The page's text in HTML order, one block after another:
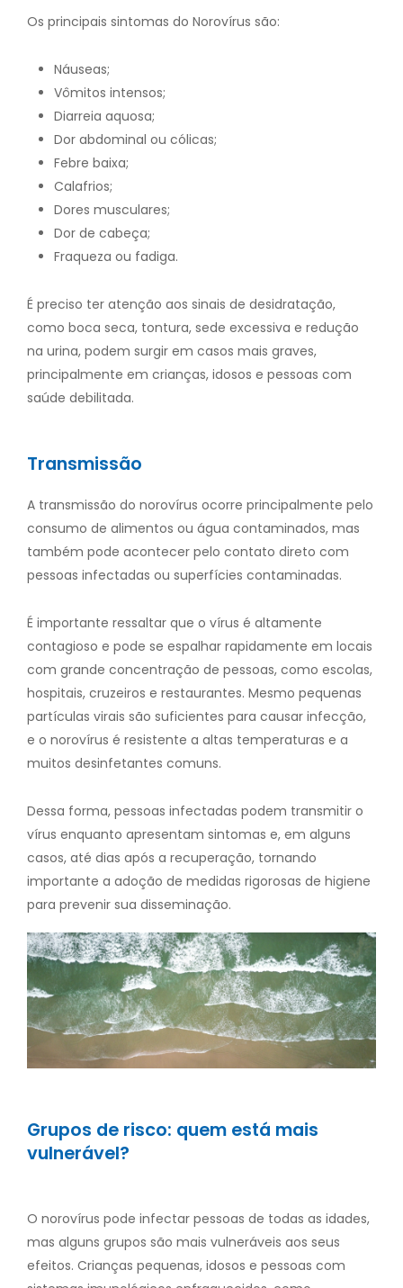
Os principais sintomas do Norovírus são:
Náuseas;
Vômitos intensos;
Diarreia aquosa;
Dor abdominal ou cólicas;
Febre baixa;
Calafrios;
Dores musculares;
Dor de cabeça;
Fraqueza ou fadiga.
É preciso ter atenção aos sinais de desidratação,
como boca seca, tontura, sede excessiva e redução
na urina, podem surgir em casos mais graves,
principalmente em crianças, idosos e pessoas com
saúde debilitada.
Transmissão
A transmissão do norovírus ocorre principalmente pelo
consumo de alimentos ou água contaminados, mas
também pode acontecer pelo contato direto com
pessoas infectadas ou superfícies contaminadas.
É importante ressaltar que o vírus é altamente
contagioso e pode se espalhar rapidamente em locais
com grande concentração de pessoas, como escolas,
hospitais, cruzeiros e restaurantes. Mesmo pequenas
partículas virais são suficientes para causar infecção,
e o norovírus é resistente a altas temperaturas e a
muitos desinfetantes comuns.
Dessa forma, pessoas infectadas podem transmitir o
vírus enquanto apresentam sintomas e, em alguns
casos, até dias após a recuperação, tornando
importante a adoção de medidas rigorosas de higiene
para prevenir sua disseminação.
Grupos de risco: quem está mais
vulnerável?
O norovírus pode infectar pessoas de todas as idades,
mas alguns grupos são mais vulneráveis aos seus
efeitos. Crianças pequenas, idosos e pessoas com